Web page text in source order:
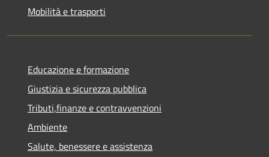
Mobilità e trasporti
Educazione e formazione
Giustizia e sicurezza pubblica
Tributi,finanze e contravvenzioni
Ambiente
Salute, benessere e assistenza